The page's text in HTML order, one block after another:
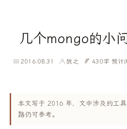
几个mongo的小
2016.08.31 放之 430字 预计
本文写于 2016 年，文中涉及的工
路仍可参考。